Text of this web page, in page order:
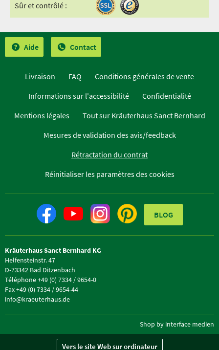
Sûr et contrôlé :
Aide Contact
Livraison FAQ
Conditions générales de vente
Informations sur l'accessibilité
Confidentialité
Mentions légales
Tout sur Kräuterhaus Sanct Bernhard
Mesures de validation des avis/feedback
Rétractation du contrat
Réinitialiser les paramètres des cookies
BLOG
Kräuterhaus Sanct Bernhard KG
Helfensteinstr. 47
D-73342 Bad Ditzenbach
Téléphone +49 (0) 7334 / 9654-0
Fax +49 (0) 7334 / 9654-44
info@kraeuterhaus.de
Shop by interface medien
Vers le site Web sur ordinateur